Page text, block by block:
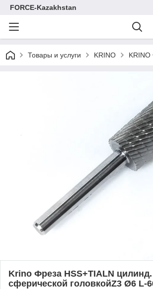
FORCE-Kazakhstan
Товары и услуги KRINO
Krino Фреза HSS+TIALN
сферической головкойZ3 Ø6 L-